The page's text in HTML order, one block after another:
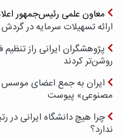
معاون علمی رئیس‌جمهور
ارائه تسهیلات سرمایه در گردش تا سقف ۱۰۰ درصد
پژوهشگران ایرانی راز
روشن‌تر کردند
ایران به جمع اعضای
مصنوعی» پیوست
ندارد؟